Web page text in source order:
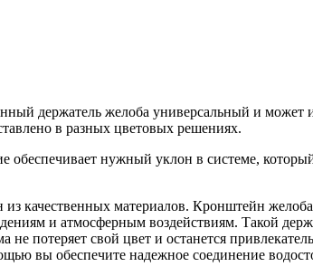
держатель желоба универсальный и может
в разных цветовых решениях.
нужный уклон в системе,
из качественных материалов. Кронштейн
и атмосферным воздействиям. Такой
потеряет свой цвет и останется
вы обеспечите надежное соединение